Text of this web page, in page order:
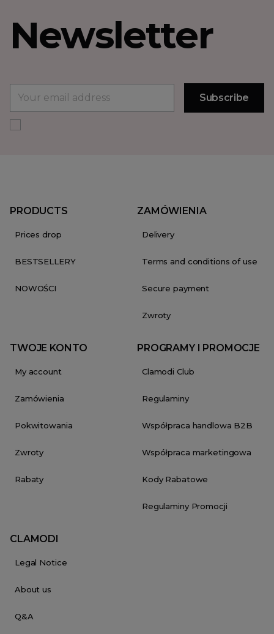
Newsletter
PRODUCTS
Prices drop
BESTSELLERY
NOWOŚCI
ZAMÓWIENIA
Delivery
Terms and conditions of use
Secure payment
Zwroty
TWOJE KONTO
My account
Zamówienia
Pokwitowania
Zwroty
Rabaty
PROGRAMY I PROMOCJE
Clamodi Club
Regulaminy
Współpraca handlowa B2B
Współpraca marketingowa
Kody Rabatowe
Regulaminy Promocji
CLAMODI
Legal Notice
About us
Q&A